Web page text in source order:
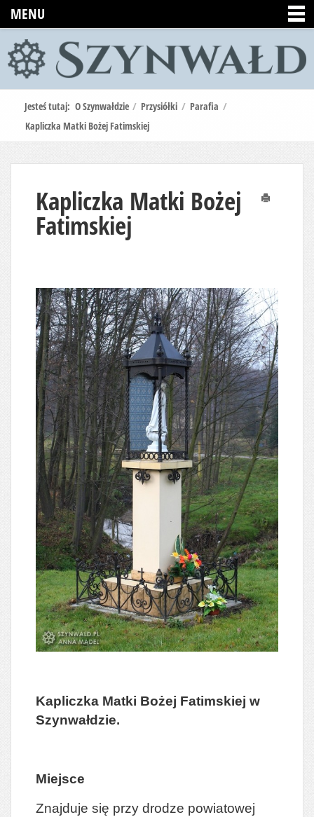
MENU
Jesteś tutaj: O Szynwałdzie / Przysiółki / Parafia /
Kapliczka Matki Bożej Fatimskiej
Kapliczka Matki Bożej
Fatimskiej
Kapliczka Matki Bożej Fatimskiej w
Szynwałdzie.
Miejsce
Znajduje się przy drodze powiatowej